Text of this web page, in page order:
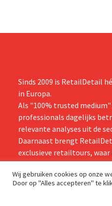
Sinds 2009 is RetailDetail
in Europa.
Als "100% trusted
professionals dagelijks
relevante analyses uit de
Daarnaast brengt
exclusieve retailtours,
centraal staan.
Wij gebruiken cookies op onze
Door op "Alles accepteren" te